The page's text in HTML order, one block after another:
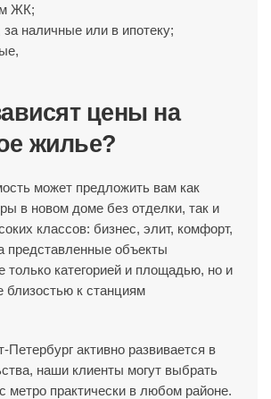
ЖК;
за наличные или в ипотеку;
цены на
жилье?
может предложить вам как
в новом доме без отделки, так и
классов: бизнес, элит, комфорт,
объекты
только категорией и площадью, но и
близостью к станциям
Петербург активно развивается в
наши клиенты могут выбрать
метро практически в любом районе.